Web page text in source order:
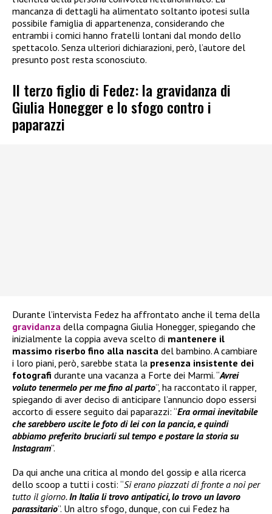
mancanza di dettagli ha alimentato soltanto ipotesi sulla
possibile famiglia di appartenenza, considerando che
entrambi i comici hanno fratelli lontani dal mondo dello
spettacolo. Senza ulteriori dichiarazioni, però, l’autore del
presunto post resta sconosciuto.
Il terzo figlio di Fedez: la gravidanza di
Giulia Honegger e lo sfogo contro i
paparazzi
Durante l’intervista Fedez ha affrontato anche il tema della
gravidanza della compagna Giulia Honegger, spiegando che
inizialmente la coppia aveva scelto di mantenere il
massimo riserbo fino alla nascita del bambino. A cambiare
i loro piani, però, sarebbe stata la presenza insistente dei
fotografi durante una vacanza a Forte dei Marmi. “Avrei
voluto tenermelo per me fino al parto”, ha raccontato il rapper,
spiegando di aver deciso di anticipare l’annuncio dopo essersi
accorto di essere seguito dai paparazzi: “Era ormai inevitabile
che sarebbero uscite le foto di lei con la pancia, e quindi
abbiamo preferito bruciarli sul tempo e postare la storia su
Instagram”.
Da qui anche una critica al mondo del gossip e alla ricerca
dello scoop a tutti i costi: “Si erano piazzati di fronte a noi per
tutto il giorno.In Italia li trovo antipatici, lo trovo un lavoro
parassitario”. Un altro sfogo, dunque, con cui Fedez ha